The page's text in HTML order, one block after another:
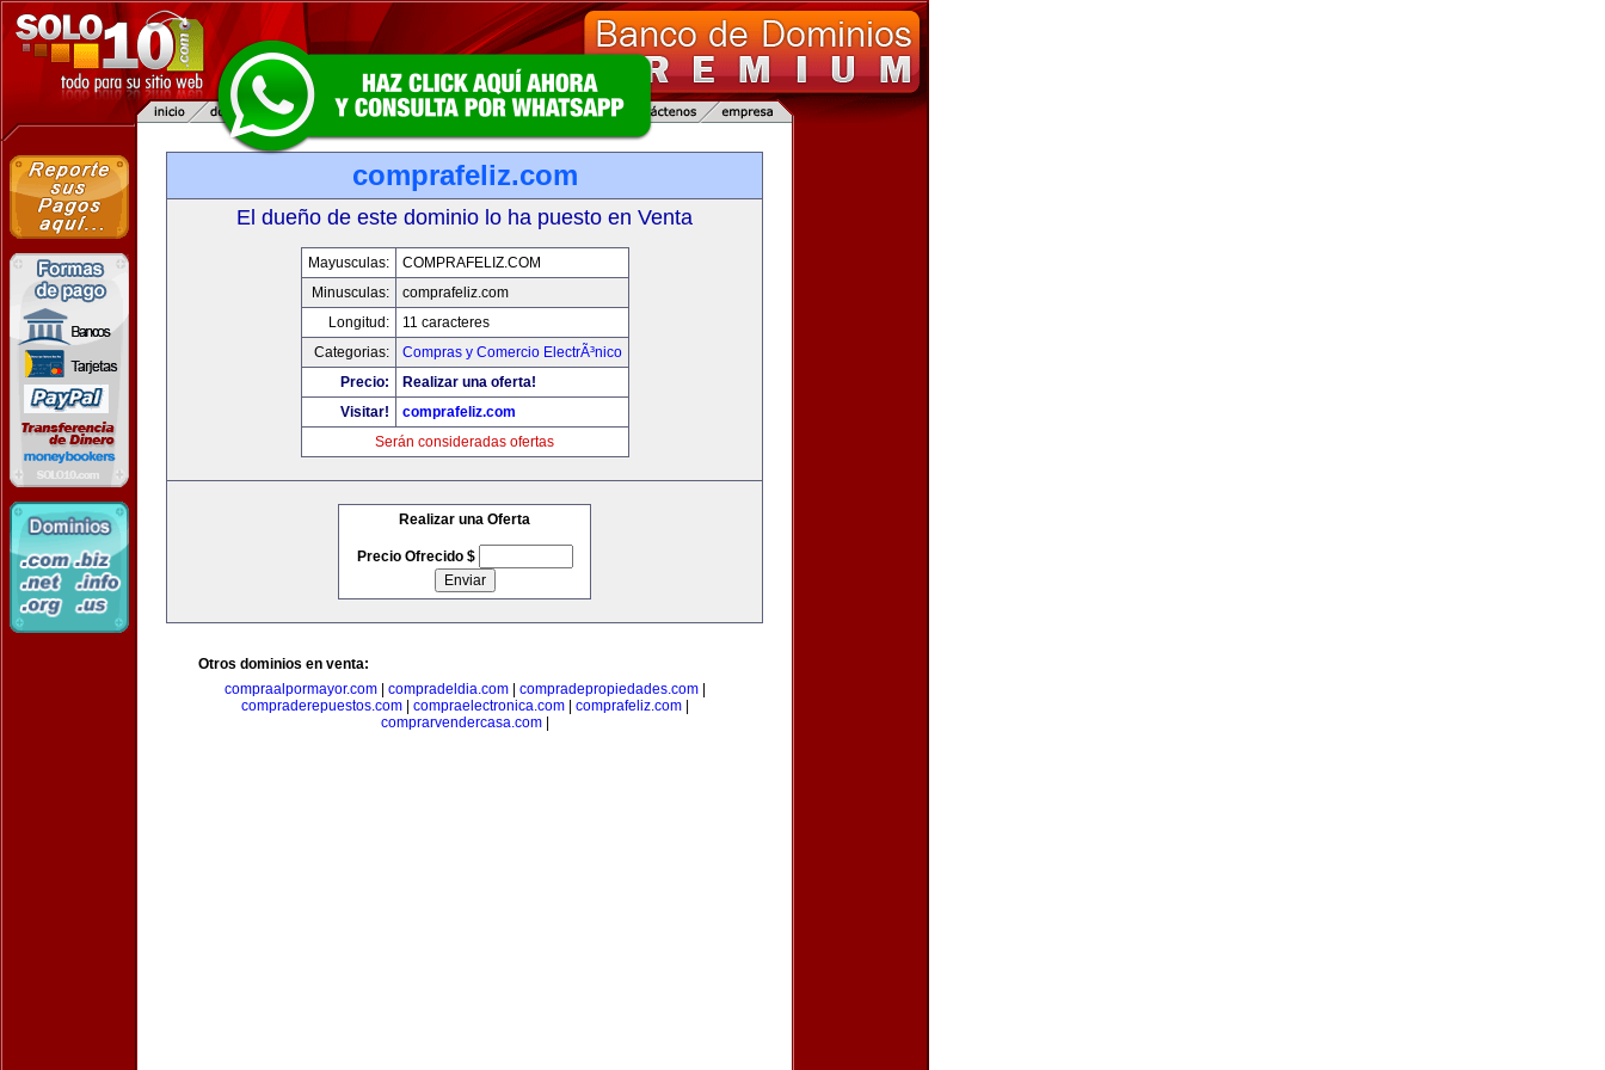
comprafeliz.com
El dueño de este dominio lo ha puesto en Venta
Mayusculas:
COMPRAFELIZ.COM
Minusculas:
comprafeliz.com
Longitud:
11 caracteres
Categorias:
Compras y Comercio ElectrÃ³nico
Precio:
Realizar una oferta!
Visitar!
comprafeliz.com
Serán consideradas ofertas
Realizar una Oferta
Precio Ofrecido $
Otros dominios en venta:
compraalpormayor.com| compradeldia.com| compradepropiedades.com|
compraderepuestos.com| compraelectronica.com| comprafeliz.com|
comprarvendercasa.com|